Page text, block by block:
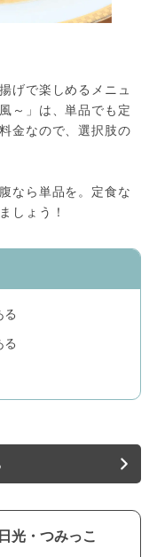
げで楽しめるメニュ
～」は、単品でも定
金なので、選択肢の
なら単品を。定食な
しょう！
る
る
光・つみっこ